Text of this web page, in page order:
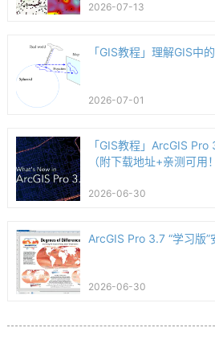
2026-07-13
「GIS教程」理解GIS中
2026-07-01
「GIS教程」ArcGIS
（附下载地址+亲测可用
2026-06-30
ArcGIS Pro 3.7 “学习版”
2026-06-30